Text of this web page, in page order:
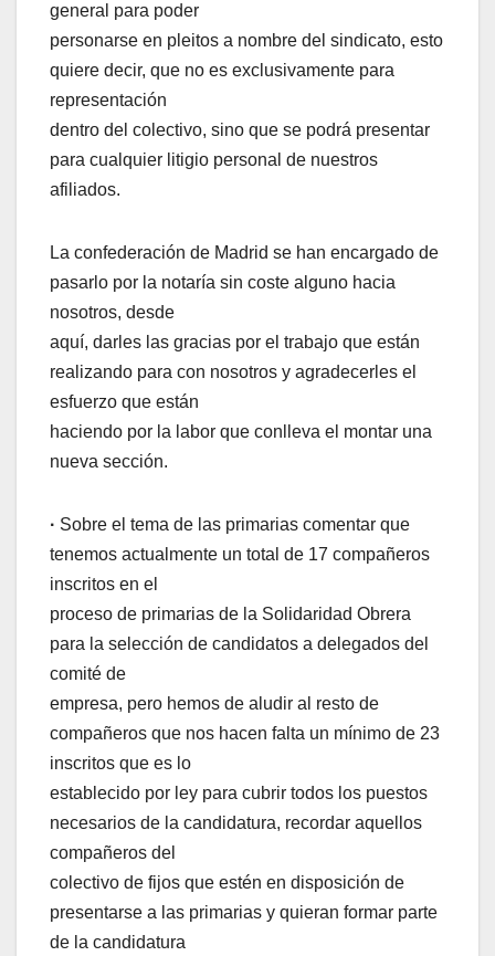
general para poder
personarse en pleitos a nombre del sindicato, esto
quiere decir, que no es exclusivamente para
representación
dentro del colectivo, sino que se podrá presentar
para cualquier litigio personal de nuestros
afiliados.
La confederación de Madrid se han encargado de
pasarlo por la notaría sin coste alguno hacia
nosotros, desde
aquí, darles las gracias por el trabajo que están
realizando para con nosotros y agradecerles el
esfuerzo que están
haciendo por la labor que conlleva el montar una
nueva sección.
· Sobre el tema de las primarias comentar que
tenemos actualmente un total de 17 compañeros
inscritos en el
proceso de primarias de la Solidaridad Obrera
para la selección de candidatos a delegados del
comité de
empresa, pero hemos de aludir al resto de
compañeros que nos hacen falta un mínimo de 23
inscritos que es lo
establecido por ley para cubrir todos los puestos
necesarios de la candidatura, recordar aquellos
compañeros del
colectivo de fijos que estén en disposición de
presentarse a las primarias y quieran formar parte
de la candidatura